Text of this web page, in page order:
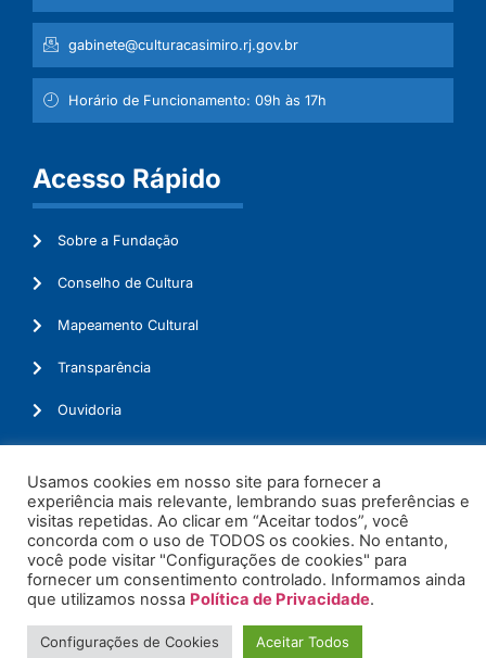
gabinete@culturacasimiro.rj.gov.br
Horário de Funcionamento: 09h às 17h
Acesso Rápido
Sobre a Fundação
Conselho de Cultura
Mapeamento Cultural
Transparência
Ouvidoria
© 2026. Todos os Direitos Reservados.
Usamos cookies em nosso site para fornecer a
experiência mais relevante, lembrando suas preferências e
visitas repetidas. Ao clicar em “Aceitar todos”, você
concorda com o uso de TODOS os cookies. No entanto,
você pode visitar "Configurações de cookies" para
fornecer um consentimento controlado. Informamos ainda
que utilizamos nossa Política de Privacidade.
Configurações de Cookies Aceitar Todos